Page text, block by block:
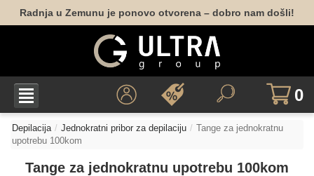
Radnja u Zemunu je ponovo otvorena – dobro nam došli!
0
Depilacija Jednokratni pribor za depilaciju
Tange za jednokratnu
upotrebu 100kom
Tange za jednokratnu upotrebu 100kom